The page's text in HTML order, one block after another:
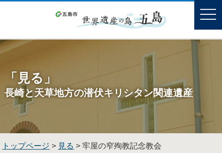
「見る」
長崎と天草地方の潜伏キリシタン関連遺産
トップページ > 見る > 牢屋の窄殉教記念教会